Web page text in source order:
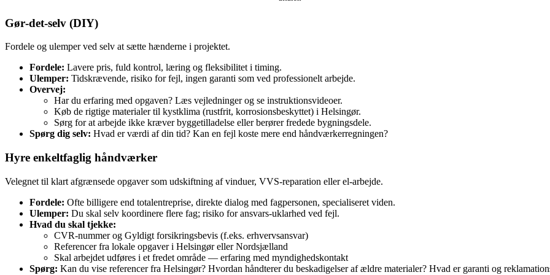
Gør‑det‑selv (DIY)
Fordele og ulemper ved selv at sætte hænderne i projektet.
Fordele: Lavere pris, fuld kontrol, læring og fleksibilitet i timing.
Ulemper: Tidskrævende, risiko for fejl, ingen garanti som ved professionelt arbejde.
Overvej:
Har du erfaring med opgaven? Læs vejledninger og se instruktionsvideoer.
Køb de rigtige materialer til kystklima (rustfrit, korrosionsbeskyttet) i Helsingør.
Sørg for at arbejde ikke kræver byggetilladelse eller berører fredede bygningsdele.
Spørg dig selv: Hvad er værdi af din tid? Kan en fejl koste mere end håndværkerregningen?
Hyre enkeltfaglig håndværker
Velegnet til klart afgrænsede opgaver som udskiftning af vinduer, VVS‑reparation eller el‑arbejde.
Fordele: Ofte billigere end totalentreprise, direkte dialog med fagpersonen, specialiseret viden.
Ulemper: Du skal selv koordinere flere fag; risiko for ansvars-uklarhed ved fejl.
Hvad du skal tjekke:
CVR‑nummer og Gyldigt forsikringsbevis (f.eks. erhvervsansvar)
Referencer fra lokale opgaver i Helsingør eller Nordsjælland
Skal arbejdet udføres i et fredet område — erfaring med myndigheds­kontakt
Spørg: Kan du vise referencer fra Helsingør? Hvordan håndterer du beskadigelser af ældre materialer? Hvad er garanti og